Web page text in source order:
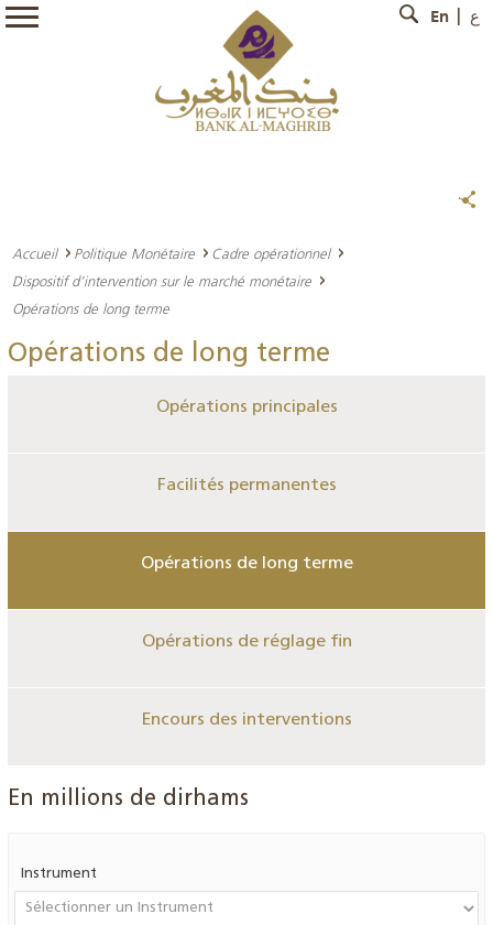
En ع
Accueil Politique Monétaire
Cadre opérationnel
Dispositif d’intervention sur le marché monétaire
Opérations de long terme
Opérations de long terme
Opérations principales
Facilités permanentes
Opérations de long terme
Opérations de réglage fin
Encours des interventions
En millions de dirhams
Instrument